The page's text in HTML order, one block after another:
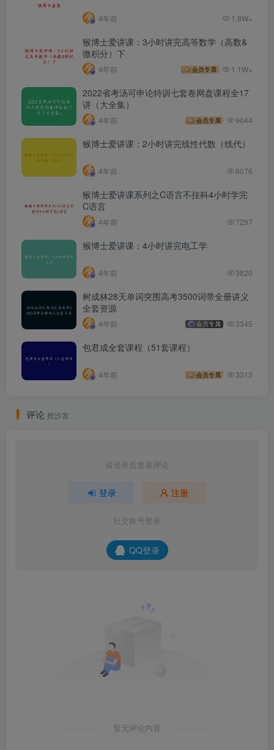
4年前 1.8W+
猴博士爱讲课：3小时讲完高等数学（高数&
微积分）下
4年前 会员专属 1.1W+
2022省考汤可申论特训七套卷网盘课程全17
讲（大全集）
4年前 会员专属 9044
猴博士爱讲课：2小时讲完线性代数（线代）
4年前 8076
猴博士爱讲课系列之C语言不挂科4小时学完
C语言
4年前 7297
猴博士爱讲课：4小时讲完电工学
4年前 3820
树成林28天单词突围高考3500词带全册讲义
全套资源
4年前 会员专属 3345
包君成全套课程（51套课程）
4年前 会员专属 3313
评论 抢沙发
请登录后发表评论
登录 注册
社交账号登录
QQ登录
暂无评论内容